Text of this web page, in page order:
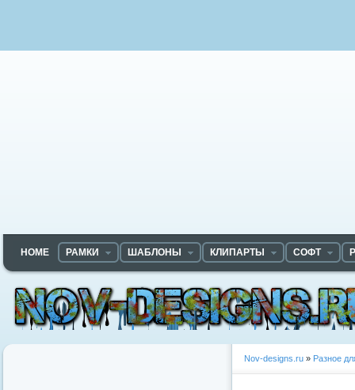
HOME РАМКИ ШАБЛОНЫ КЛИПАРТЫ СОФТ
Nov-designs.ru » Разное